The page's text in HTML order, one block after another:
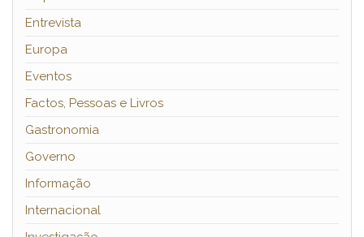
Entrevista
Europa
Eventos
Factos, Pessoas e Livros
Gastronomia
Governo
Informação
Internacional